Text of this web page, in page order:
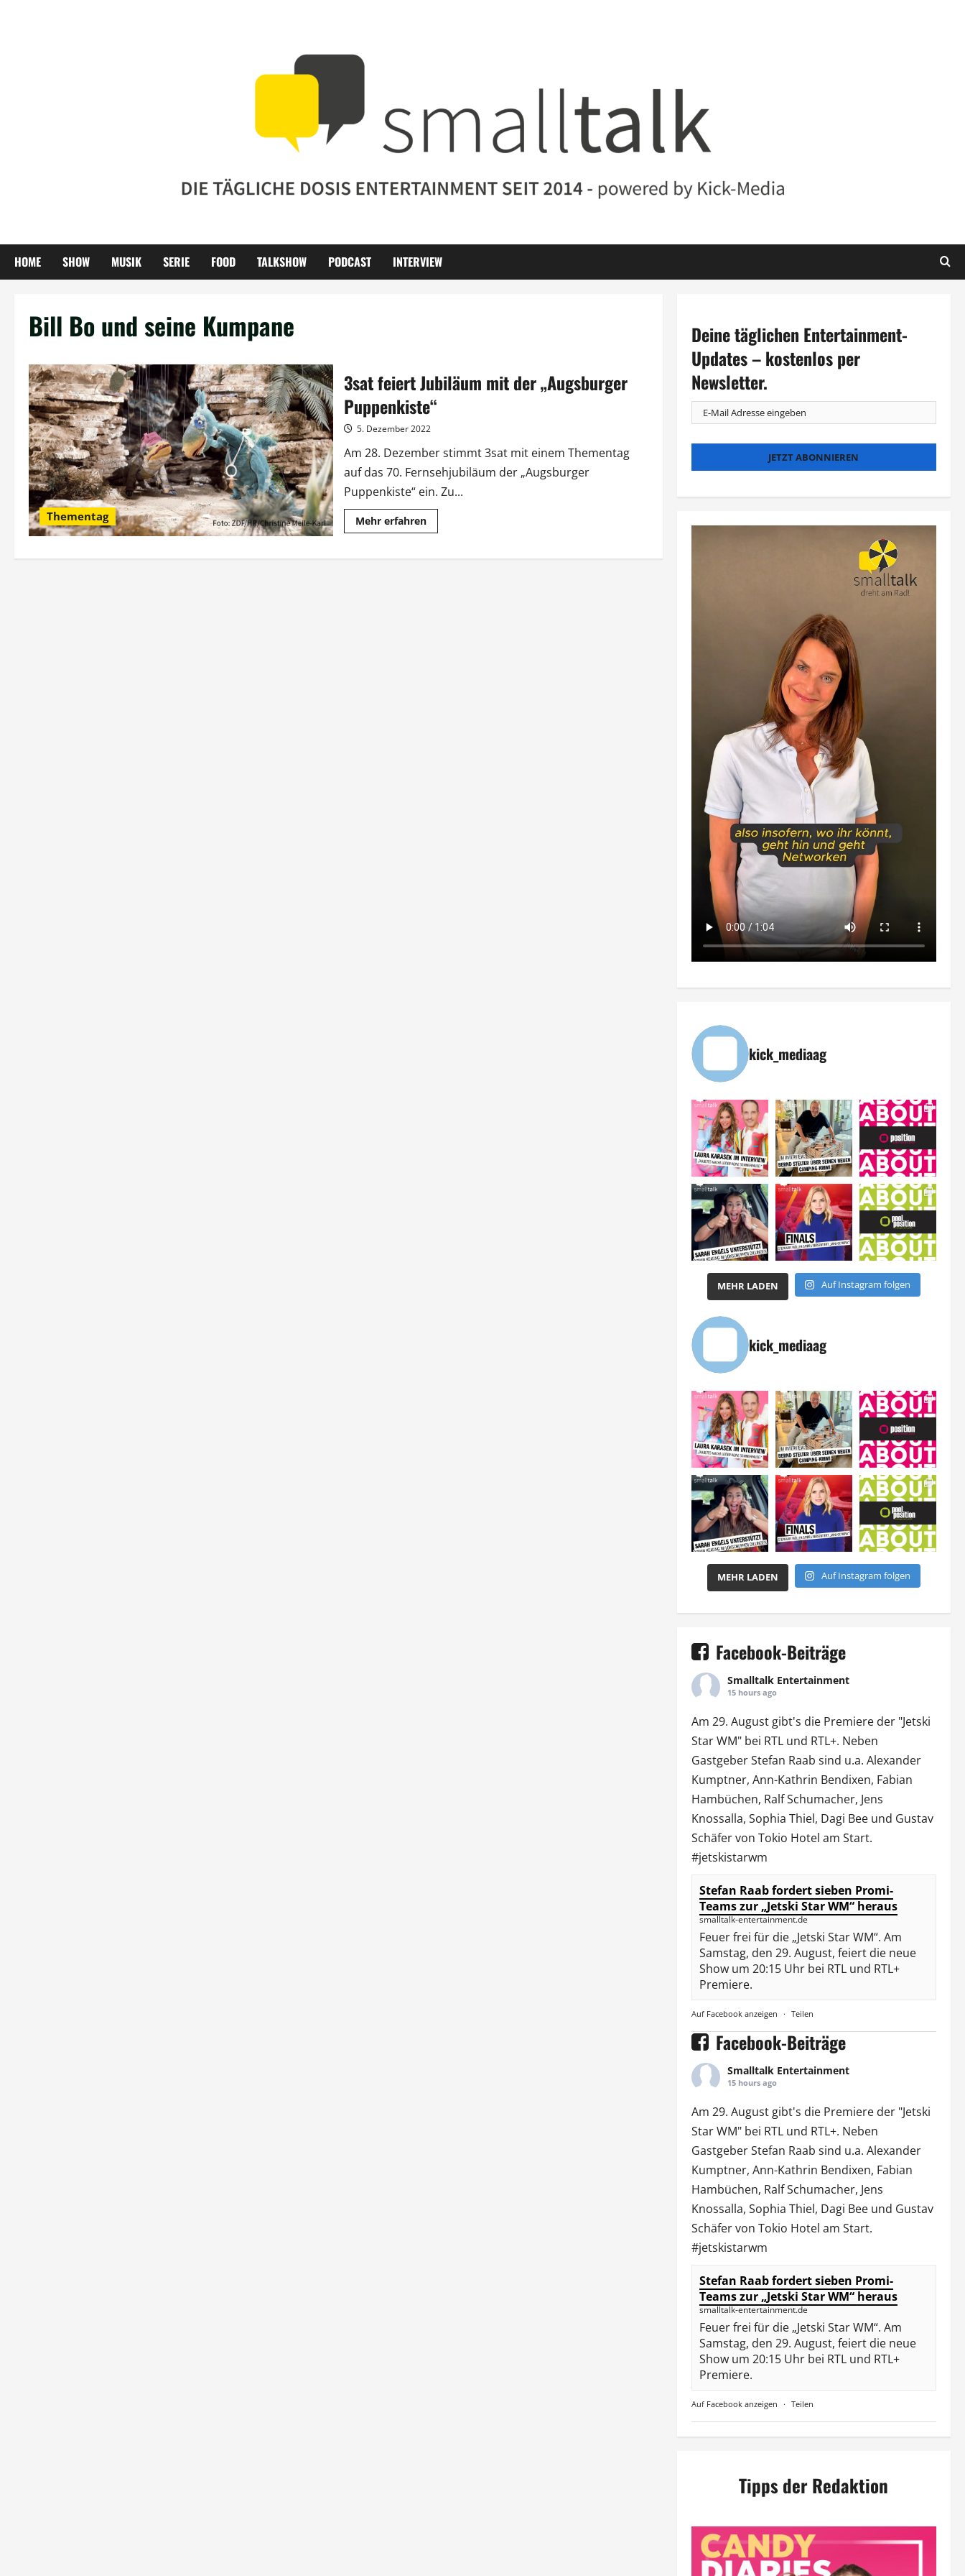
HOME SHOW MUSIK SERIE FOOD TALKSHOW PODCAST INTERVIEW
Bill Bo und seine Kumpane
Thementag
3sat feiert Jubiläum mit der „Augsburger
Puppenkiste“
5. Dezember 2022
Am 28. Dezember stimmt 3sat mit einem Thementag
auf das 70. Fernsehjubiläum der „Augsburger
Puppenkiste“ ein. Zu...
Mehr erfahrenMehr
Informationen
feiert
Deine täglichen Entertainment-
Updates – kostenlos per
Newsletter.
kick_mediaag
MEHR LADEN Auf Instagram folgen
kick_mediaag
MEHR LADEN Auf Instagram folgen
Facebook-Beiträge
Smalltalk Entertainment
15 hours ago
Am 29. August gibt's die Premiere der "Jetski
Star WM" bei RTLund RTL+. Neben
Gastgeber Stefan Raab sind u.a. Alexander
Kumptner, Ann-Kathrin Bendixen, Fabian
Hambüchen, Ralf Schumacher, Jens
Knossalla, Sophia Thiel, Dagi Beeund Gustav
Schäfer von Tokio Hotel am Start.
#jetskistarwm
Stefan Raab fordert sieben Promi-
Teams zur „Jetski Star WM“ heraus
smalltalk-entertainment.de
Feuer frei für die „Jetski Star WM“. Am
Samstag, den 29. August, feiert die neue
Show um 20:15 Uhr bei RTL und RTL+
Premiere.
Auf Facebook anzeigen · Teilen
Facebook-Beiträge
Smalltalk Entertainment
15 hours ago
Am 29. August gibt's die Premiere der "Jetski
Star WM" bei RTLund RTL+. Neben
Gastgeber Stefan Raab sind u.a. Alexander
Kumptner, Ann-Kathrin Bendixen, Fabian
Hambüchen, Ralf Schumacher, Jens
Knossalla, Sophia Thiel, Dagi Beeund Gustav
Schäfer von Tokio Hotel am Start.
#jetskistarwm
Stefan Raab fordert sieben Promi-
Teams zur „Jetski Star WM“ heraus
smalltalk-entertainment.de
Feuer frei für die „Jetski Star WM“. Am
Samstag, den 29. August, feiert die neue
Show um 20:15 Uhr bei RTL und RTL+
Premiere.
Auf Facebook anzeigen · Teilen
Tipps der Redaktion